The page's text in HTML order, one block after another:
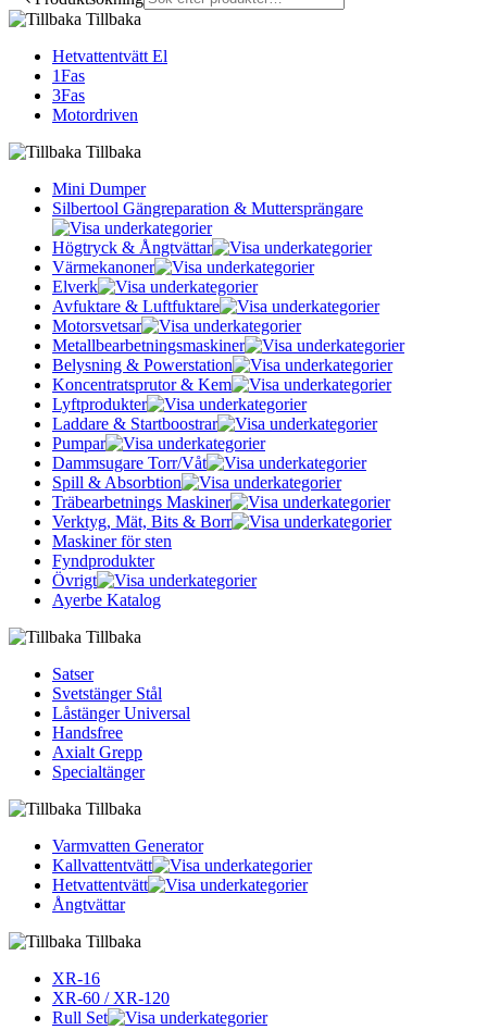
Tillbaka
Hetvattentvätt El
1Fas
3Fas
Motordriven
Tillbaka
Mini Dumper
Silbertool Gängreparation & Muttersprängare
Högtryck & Ångtvättar
Värmekanoner
Elverk
Avfuktare & Luftfuktare
Motorsvetsar
Metallbearbetningsmaskiner
Belysning & Powerstation
Koncentratsprutor & Kem
Lyftprodukter
Laddare & Startboostrar
Pumpar
Dammsugare Torr/Våt
Spill & Absorbtion
Träbearbetnings Maskiner
Verktyg, Mät, Bits & Borr
Maskiner för sten
Fyndprodukter
Övrigt
Ayerbe Katalog
Tillbaka
Satser
Svetstänger Stål
Låstänger Universal
Handsfree
Axialt Grepp
Specialtänger
Tillbaka
Varmvatten Generator
Kallvattentvätt
Hetvattentvätt
Ångtvättar
Tillbaka
XR-16
XR-60 / XR-120
Rull Set